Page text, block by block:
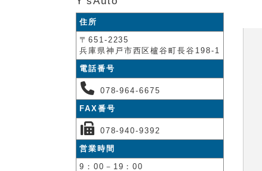
住所
〒651-2235
兵庫県神戸市西区櫨谷町長谷198-1
電話番号
078-964-6675
FAX番号
078-940-9392
営業時間
9：00－19：00